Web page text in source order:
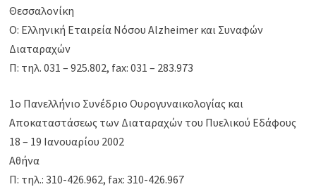
Θεσσαλονίκη
Ο: Ελληνική Εταιρεία Νόσου Alzheimer και Συναφών
Διαταραχών
Π: τηλ. 031 – 925.802, fax: 031 – 283.973
1o Πανελλήνιο Συνέδριο Ουρογυναικολογίας και
Αποκαταστάσεως των Διαταραχών του Πυελικού Εδάφους
18 – 19 Ιανουαρίου 2002
Αθήνα
Π: τηλ.: 310-426.962, fax: 310-426.967